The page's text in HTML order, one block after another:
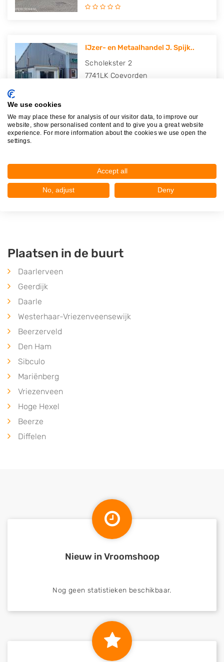
IJzer- en Metaalhandel J. Spijk..
Scholekster 2
7741LK Coevorden
7711GX Nieuwleusen
Op 24,16 km afstand
Plaatsen in de buurt
Daarlerveen
Geerdijk
Daarle
Westerhaar-Vriezenveensewijk
Beerzerveld
Den Ham
Sibculo
Mariënberg
Vriezenveen
Hoge Hexel
Beerze
Diffelen
Nieuw in Vroomshoop
Nog geen statistieken beschikbaar.
We use cookies
We may place these for analysis of our visitor data, to improve our
website, show personalised content and to give you a great website
experience. For more information about the cookies we use open the
settings.
Accept all
No, adjust Deny